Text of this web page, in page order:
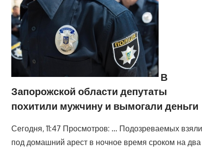
В
Запорожской области депутаты
похитили мужчину и вымогали деньги
Сегодня, 11:47 Просмотров: … Подозреваемых взяли
под домашний арест в ночное время сроком на два